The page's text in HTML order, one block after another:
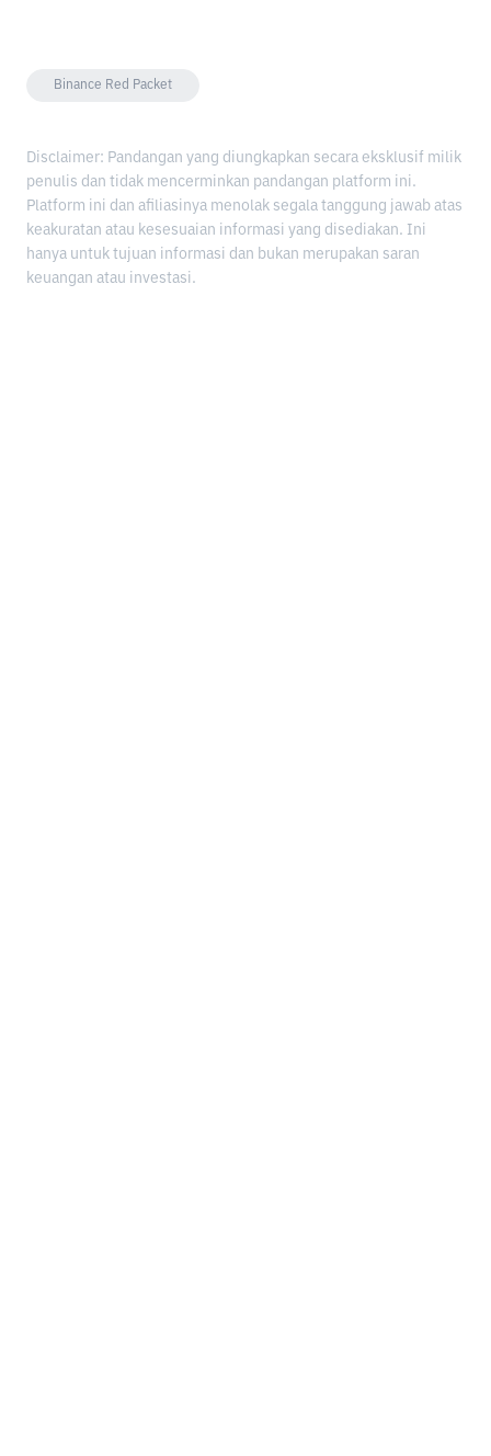
Binance Red Packet
Disclaimer: Pandangan yang diungkapkan secara eksklusif milik
penulis dan tidak mencerminkan pandangan platform ini.
Platform ini dan afiliasinya menolak segala tanggung jawab atas
keakuratan atau kesesuaian informasi yang disediakan. Ini
hanya untuk tujuan informasi dan bukan merupakan saran
keuangan atau investasi.